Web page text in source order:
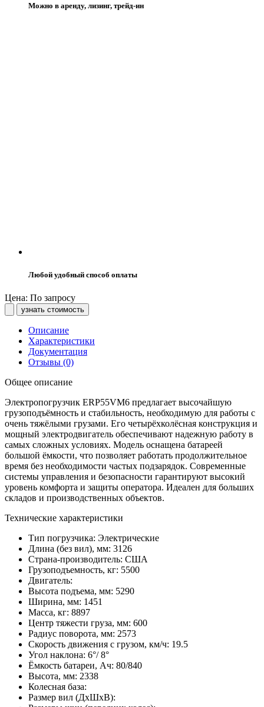
Можно в аренду, лизинг, трейд-ин
Любой удобный способ оплаты
Цена: По запросу
узнать стоимость
Описание
Характеристики
Документация
Отзывы (0)
Общее описание
Электропогрузчик ERP55VM6 предлагает высочайшую
грузоподъёмность и стабильность, необходимую для работы с
очень тяжёлыми грузами. Его четырёхколёсная конструкция и
мощный электродвигатель обеспечивают надежную работу в
самых сложных условиях. Модель оснащена батареей
большой ёмкости, что позволяет работать продолжительное
время без необходимости частых подзарядок. Современные
системы управления и безопасности гарантируют высокий
уровень комфорта и защиты оператора. Идеален для больших
складов и производственных объектов.
Технические характеристики
Тип погрузчика: Электрические
Длина (без вил), мм: 3126
Страна-производитель: США
Грузоподъемность, кг: 5500
Двигатель:
Высота подъема, мм: 5290
Ширина, мм: 1451
Масса, кг: 8897
Центр тяжести груза, мм: 600
Радиус поворота, мм: 2573
Скорость движения с грузом, км/ч: 19.5
Угол наклона: 6°/ 8°
Ёмкость батареи, Ач: 80/840
Высота, мм: 2338
Колесная база:
Размер вил (ДхШхВ):